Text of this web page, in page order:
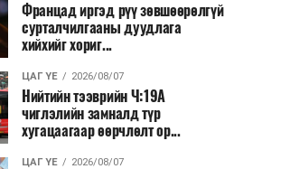
Францад иргэд рүү зөвшөөрөлгүй
сурталчилгааны дуудлага
хийхийг хориг...
ЦАГ ҮЕ 2026/08/07
Нийтийн тээврийн Ч:19А
чиглэлийн замналд түр
хугацаагаар өөрчлөлт ор...
ЦАГ ҮЕ 2026/08/07